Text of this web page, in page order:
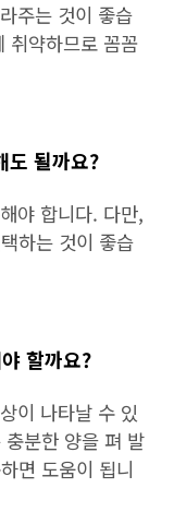
주는 것이 좋습
취약하므로 꼼꼼
도 될까요?
야 합니다. 다만,
하는 것이 좋습
할까요?
이 나타날 수 있
분한 양을 펴 발
면 도움이 됩니